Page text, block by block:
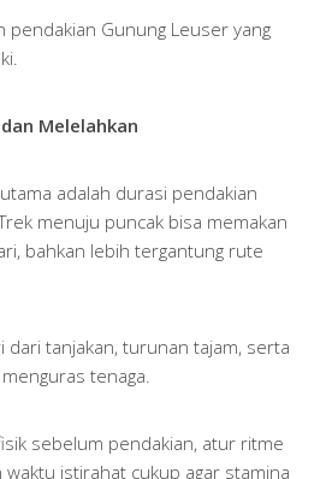
pendakian Gunung Leuser yang
Melelahkan
adalah durasi pendakian
menuju puncak bisa memakan
bahkan lebih tergantung rute
dari tanjakan, turunan tajam, serta
tenaga.
sebelum pendakian, atur ritme
istirahat cukup agar stamina